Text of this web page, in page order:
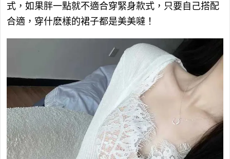
式，如果胖一點就不適合穿緊身款式，只要自己搭配
合適，穿什麽樣的裙子都是美美噠！